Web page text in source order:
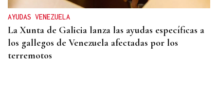
AYUDAS VENEZUELA
La Xunta de Galicia lanza las ayudas específicas a
los gallegos de Venezuela afectadas por los
terremotos